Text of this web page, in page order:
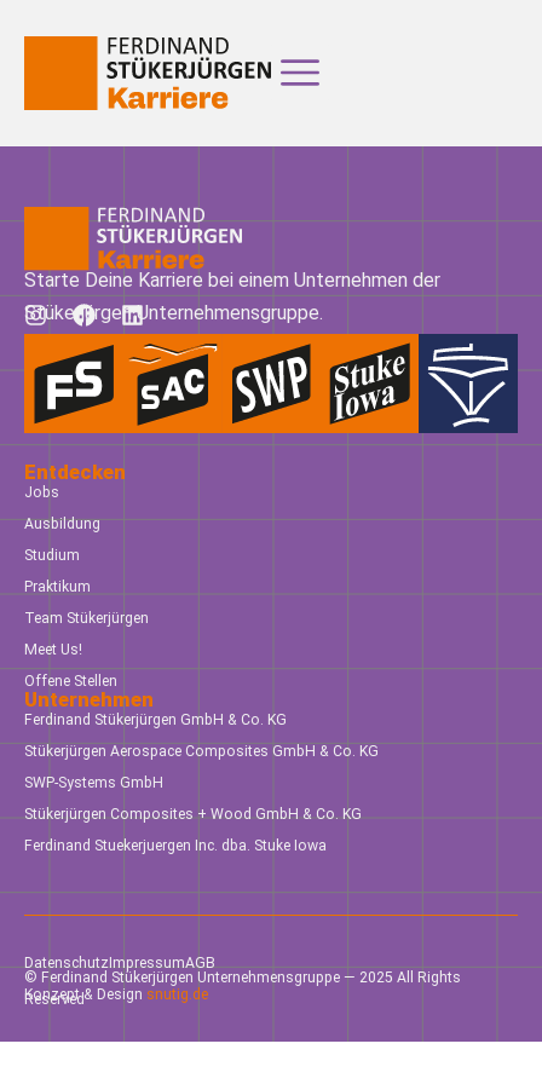
Starte Deine Karriere bei einem Unternehmen der
Stükerjürgen Unternehmensgruppe.
Entdecken
Jobs
Ausbildung
Studium
Praktikum
Team Stükerjürgen
Meet Us!
Offene Stellen
Unternehmen
Ferdinand Stükerjürgen GmbH & Co. KG
Stükerjürgen Aerospace Composites GmbH & Co. KG
SWP-Systems GmbH
Stükerjürgen Composites + Wood GmbH & Co. KG
Ferdinand Stuekerjuergen Inc. dba. Stuke Iowa
DatenschutzImpressumAGB
© Ferdinand Stükerjürgen Unternehmensgruppe — 2025 All Rights
Reserved
Konzept & Design snutig.de